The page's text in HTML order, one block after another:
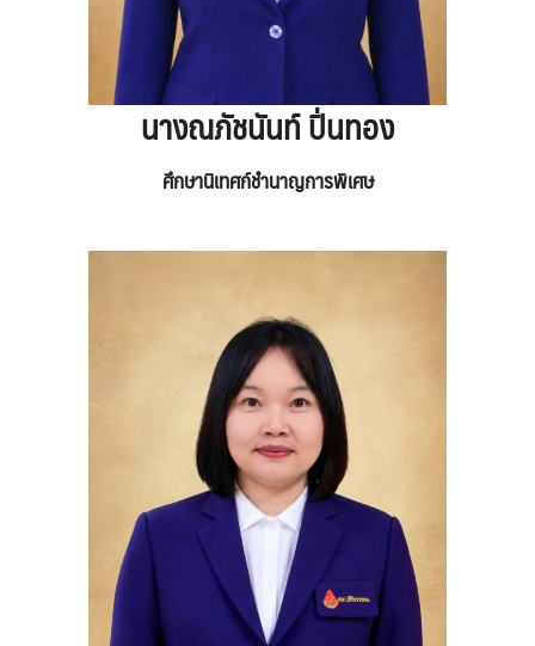
นางณภัชนันท์ ปิ่นทอง
ศึกษานิเทศก์ชำนาญการพิเศษ